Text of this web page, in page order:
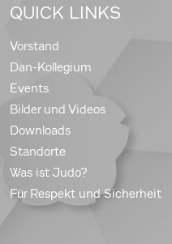
QUICK LINKS
Vorstand
Dan-Kollegium
Events
Bilder und Videos
Downloads
Standorte
Was ist Judo?
Für Respekt und Sicherheit